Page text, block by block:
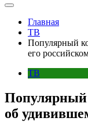
Главная
ТВ
Популярный
его
ТВ
Популярный
об